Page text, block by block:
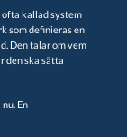
ofta kallad system
som definieras en
Den talar om vem
den ska sätta
En